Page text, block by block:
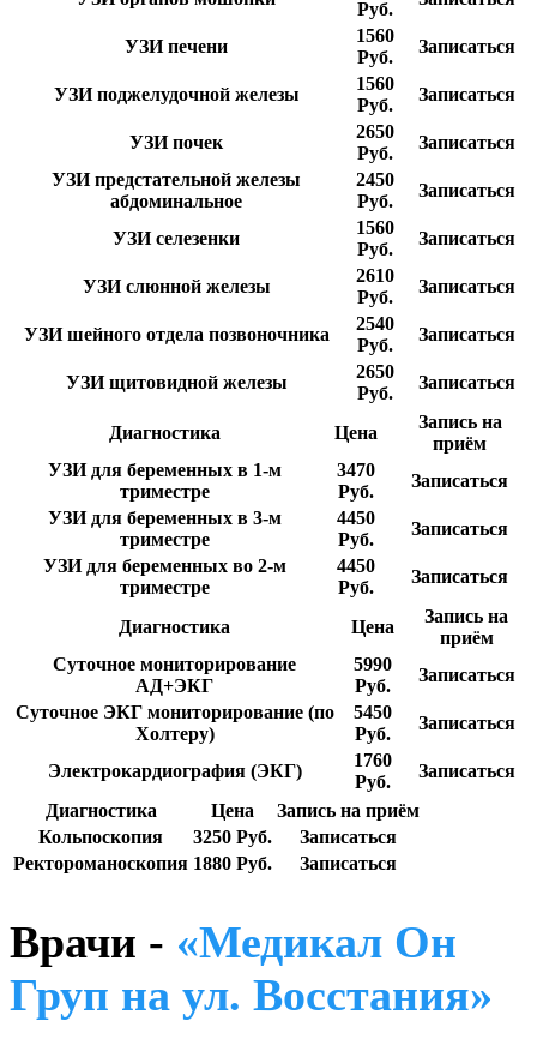
Руб.
УЗИ печени
1560
Руб.
Записаться
УЗИ поджелудочной железы
1560
Руб.
Записаться
УЗИ почек
2650
Руб.
Записаться
УЗИ предстательной железы
абдоминальное
2450
Руб.
Записаться
УЗИ селезенки
1560
Руб.
Записаться
УЗИ слюнной железы
2610
Руб.
Записаться
УЗИ шейного отдела позвоночника
2540
Руб.
Записаться
УЗИ щитовидной железы
2650
Руб.
Записаться
Диагностика Цена
Запись на
приём
УЗИ для беременных в 1-м
триместре
3470
Руб.
Записаться
УЗИ для беременных в 3-м
триместре
4450
Руб.
Записаться
УЗИ для беременных во 2-м
триместре
4450
Руб.
Записаться
Диагностика Цена
Запись на
приём
Суточное мониторирование
АД+ЭКГ
5990
Руб.
Записаться
Суточное ЭКГ мониторирование (по
Холтеру)
5450
Руб.
Записаться
Электрокардиография (ЭКГ)
1760
Руб.
Записаться
Диагностика
Цена
Запись на приём
Кольпоскопия
3250 Руб.
Записаться
Ректороманоскопия 1880 Руб. Записаться
Врачи - «Медикал Он
Груп на ул. Восстания»